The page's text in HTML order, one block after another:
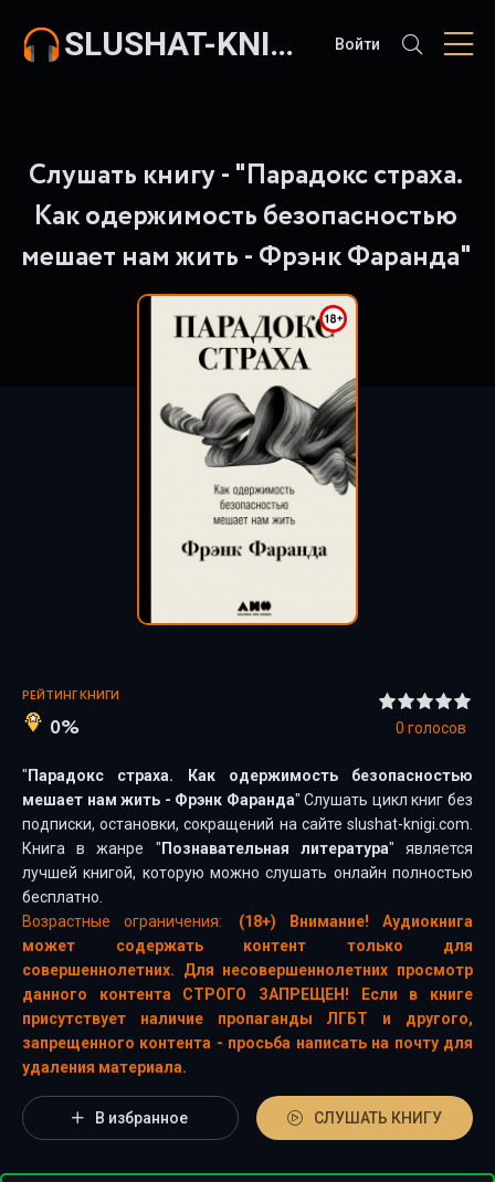
SLUSHAT-KNIGI.COM Войти
Слушать книгу - "Парадокс страха.
Как одержимость безопасностью
мешает нам жить - Фрэнк Фаранда"
РЕЙТИНГ КНИГИ
0% 0 голосов
" Парадокс страха. Как одержимость безопасностью
мешает нам жить - Фрэнк Фаранда" Слушать цикл книг без
подписки, остановки, сокращений на сайте slushat-knigi.com.
Книга в жанре " Познавательная литература" является
лучшей книгой, которую можно слушать онлайн полностью
бесплатно.
Возрастные ограничения:
(18+) Внимание! Аудиокнига
может содержать контент только для
совершеннолетних. Для несовершеннолетних просмотр
данного контента СТРОГО ЗАПРЕЩЕН! Если в книге
присутствует наличие пропаганды ЛГБТ и другого,
запрещенного контента - просьба написать на почту для
удаления материала.
В избранное СЛУШАТЬ КНИГУ